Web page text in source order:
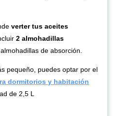
verter tus aceites
2 almohadillas
de absorción.
pequeño, puedes optar por el
dormitorios y habitación
de 2,5 L